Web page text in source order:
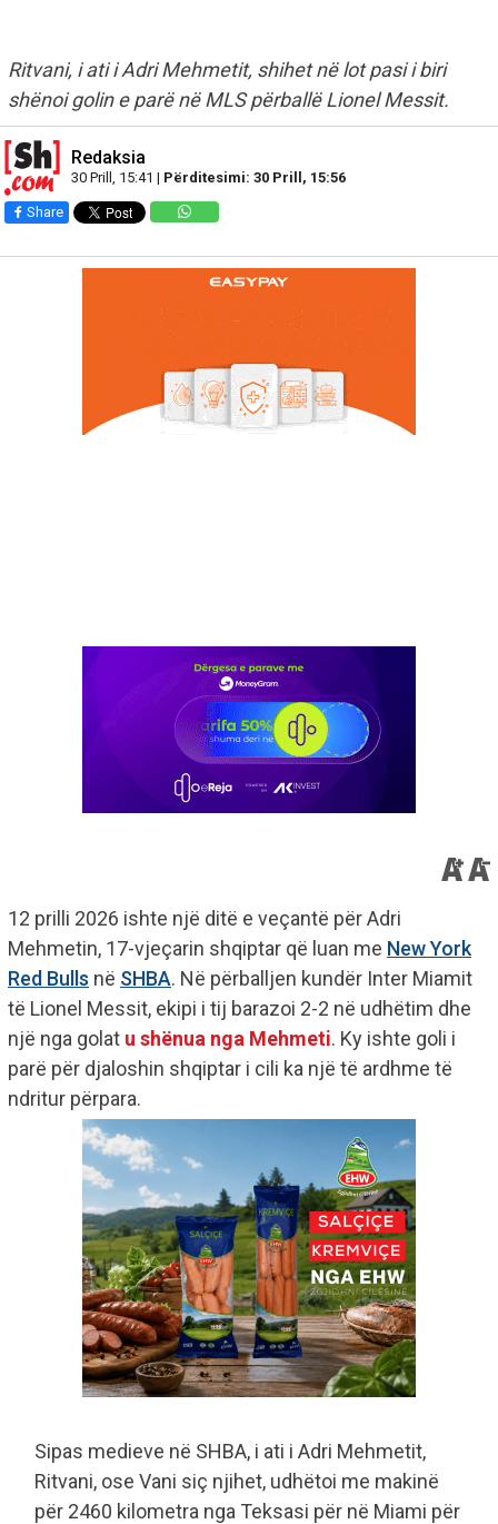
Ritvani, i ati i Adri Mehmetit, shihet në lot pasi i biri
shënoi golin e parë në MLS përballë Lionel Messit.
Redaksia
30 Prill, 15:41 | Përditesimi: 30 Prill, 15:56
Share
12 prilli 2026 ishte një ditë e veçantë për Adri
Mehmetin, 17-vjeçarin shqiptar që luan me New York
Red Bulls në SHBA. Në përballjen kundër Inter Miamit
të Lionel Messit, ekipi i tij barazoi 2-2 në udhëtim dhe
një nga golat u shënua nga Mehmeti. Ky ishte goli i
parë për djaloshin shqiptar i cili ka një të ardhme të
ndritur përpara.
Sipas medieve në SHBA, i ati i Adri Mehmetit,
Ritvani, ose Vani siç njihet, udhëtoi me makinë
për 2460 kilometra nga Teksasi për në Miami për